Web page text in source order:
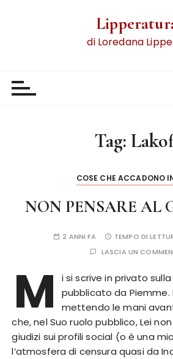
di Loredana
Tag:
COSE CHE ACCADONO
NON PENSARE AL
2 ANNI FA TEMPO DI
LASCIA UN
M
i si scrive in privato
pubblicato da Piemme.
mettendo le mani
che, nel Suo ruolo pubblico, Lei
giudizi sui profili social (o è una
l’atmosfera di censura quasi da